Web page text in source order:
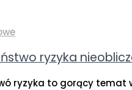
ryzyka
ryzyka to gorący temat